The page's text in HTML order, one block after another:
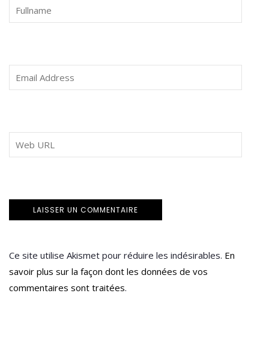
Ce site utilise Akismet pour réduire les indésirables. En
savoir plus sur la façon dont les données de vos
commentaires sont traitées.